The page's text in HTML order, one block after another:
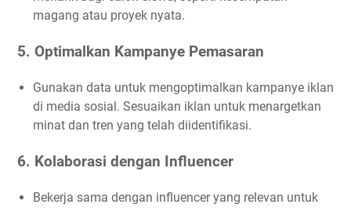
magang atau proyek nyata.
5. Optimalkan Kampanye Pemasaran
Gunakan data untuk mengoptimalkan kampanye iklan
di media sosial. Sesuaikan iklan untuk menargetkan
minat dan tren yang telah diidentifikasi.
6. Kolaborasi dengan Influencer
Bekerja sama dengan influencer yang relevan untuk